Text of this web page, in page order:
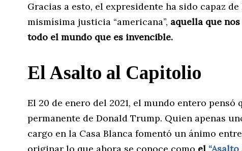
Gracias a esto, el expresidente ha sido capaz
mismísima justicia “americana”, aquella que
todo el mundo que es invencible.
El Asalto al Capitolio
El 20 de enero del 2021, el mundo entero pensó
permanente de Donald Trump. Quien apenas
cargo en la Casa Blanca fomentó un ánimo